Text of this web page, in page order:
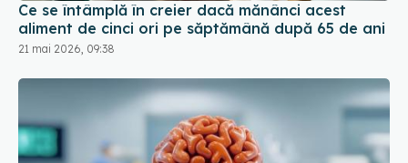
Ce se întâmplă în creier dacă mănânci acest
aliment de cinci ori pe săptămână după 65 de ani
21 mai 2026, 09:38